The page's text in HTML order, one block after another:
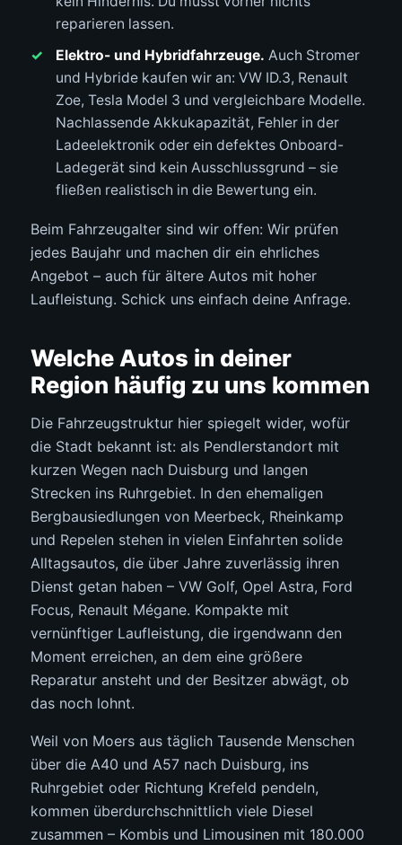
reparieren lassen.
Elektro- und Hybridfahrzeuge. Auch Stromer
und Hybride kaufen wir an: VW ID.3, Renault
Zoe, Tesla Model 3 und vergleichbare Modelle.
Nachlassende Akkukapazität, Fehler in der
Ladeelektronik oder ein defektes Onboard-
Ladegerät sind kein Ausschlussgrund – sie
fließen realistisch in die Bewertung ein.
Beim Fahrzeugalter sind wir offen: Wir prüfen
jedes Baujahr und machen dir ein ehrliches
Angebot – auch für ältere Autos mit hoher
Laufleistung. Schick uns einfach deine Anfrage.
Welche Autos in deiner
Region häufig zu uns kommen
Die Fahrzeugstruktur hier spiegelt wider, wofür
die Stadt bekannt ist: als Pendlerstandort mit
kurzen Wegen nach Duisburg und langen
Strecken ins Ruhrgebiet. In den ehemaligen
Bergbausiedlungen von Meerbeck, Rheinkamp
und Repelen stehen in vielen Einfahrten solide
Alltagsautos, die über Jahre zuverlässig ihren
Dienst getan haben – VW Golf, Opel Astra, Ford
Focus, Renault Mégane. Kompakte mit
vernünftiger Laufleistung, die irgendwann den
Moment erreichen, an dem eine größere
Reparatur ansteht und der Besitzer abwägt, ob
das noch lohnt.
Weil von Moers aus täglich Tausende Menschen
über die A40 und A57 nach Duisburg, ins
Ruhrgebiet oder Richtung Krefeld pendeln,
kommen überdurchschnittlich viele Diesel
zusammen – Kombis und Limousinen mit 180.000